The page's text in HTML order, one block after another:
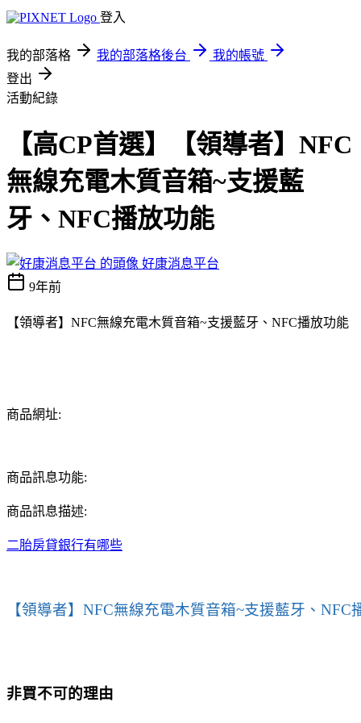
登入
我的部落格 我的部落格後台
我的帳號
登出
活動紀錄
【高CP首選】【領導者】NFC
無線充電木質音箱~支援藍
牙、NFC播放功能
好康消息平台
9年前
【領導者】NFC無線充電木質音箱~支援藍牙、NFC播放功能
商品網址:
商品訊息功能:
商品訊息描述:
二胎房貸銀行有哪些
【領導者】NFC無線充電木質音箱~支援藍牙、NFC
非買不可的理由